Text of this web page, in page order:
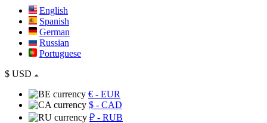
English
Spanish
German
Russian
Portuguese
$ USD
€ - EUR
$ - CAD
₽ - RUB